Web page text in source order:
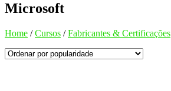
Microsoft
Home /Cursos /Fabricantes & Certificações